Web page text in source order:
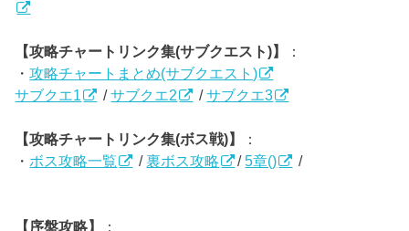
【攻略チャートリンク集(サブクエスト)】
：
・攻略チャートまとめ(サブクエスト)
サブクエ1
/サブクエ2 /サブクエ3
【攻略チャートリンク集(ボス戦)】
：
・ ボス攻略一覧 /裏ボス攻略 /5章() /
【序盤攻略】
：